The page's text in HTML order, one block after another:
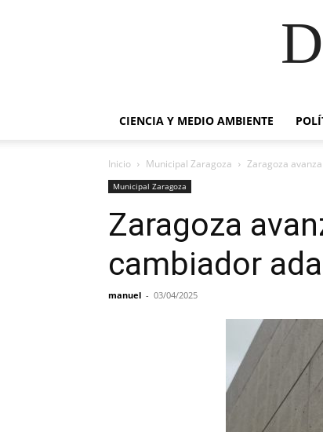
CIENCIA Y MEDIO AMBIENTE
Inicio Municipal Zaragoza Zaragoza
Municipal Zaragoza
Zaragoza
cambiador
manuel - 03/04/2025